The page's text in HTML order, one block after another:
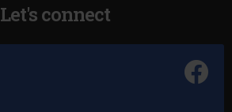
Let's connect